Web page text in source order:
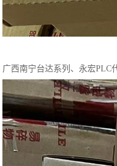
广西南宁台达系列、永宏PLC